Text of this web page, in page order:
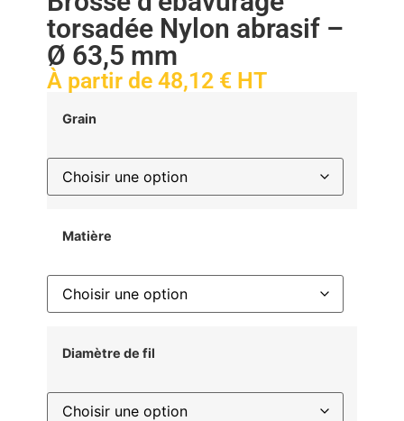
torsadée Nylon abrasif –
Ø 63,5 mm
À partir de 48,12 € HT
Grain
Matière
Diamètre de fil